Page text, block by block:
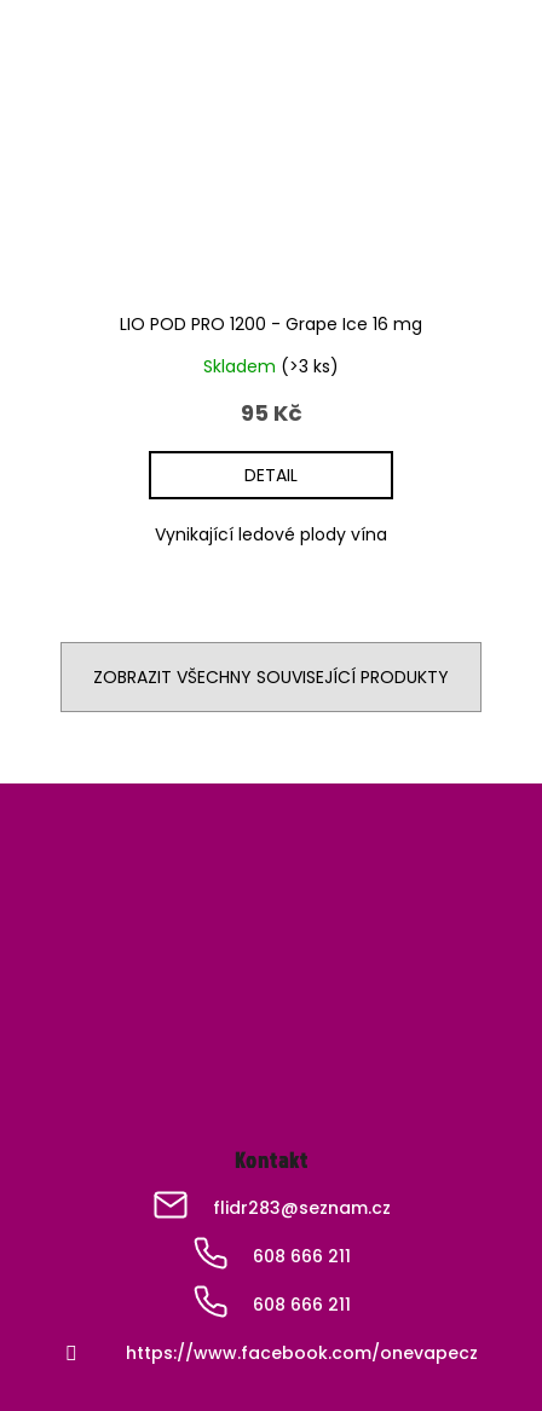
LIO POD PRO 1200 - Grape Ice 16 mg
Skladem (>3 ks)
95 Kč
DETAIL
Vynikající ledové plody vína
ZOBRAZIT VŠECHNY SOUVISEJÍCÍ PRODUKTY
Kontakt
flidr283@seznam.cz
608 666 211
608 666 211
https://www.facebook.com/onevapecz